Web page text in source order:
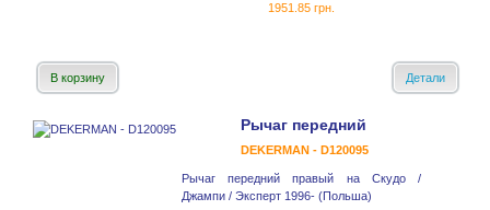
1951.85 грн.
В корзину Детали
Рычаг передний
DEKERMAN - D120095
Рычаг передний правый на Скудо /
Джампи / Эксперт 1996- (Польша)